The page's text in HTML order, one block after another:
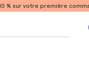
% sur votre première